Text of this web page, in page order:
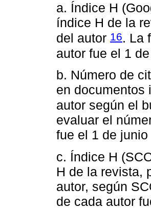
a. Índice H
índice H de la
del autor 16. La
autor fue el 1
b. Número de
en documentos
autor según el
evaluar el
fue el 1 de junio
c. Índice H
H de la revista,
autor, según
de cada autor